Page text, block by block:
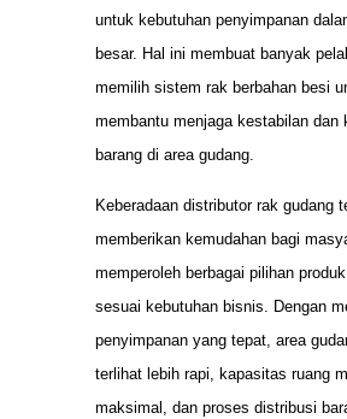
untuk kebutuhan penyimpanan
besar. Hal ini membuat banyak
memilih sistem rak berbahan besi
membantu menjaga kestabilan dan
barang di area gudang.
Keberadaan distributor rak gudang
memberikan kemudahan bagi
memperoleh berbagai pilihan
sesuai kebutuhan bisnis. Dengan
penyimpanan yang tepat, area
terlihat lebih rapi, kapasitas ruang
maksimal, dan proses distribusi